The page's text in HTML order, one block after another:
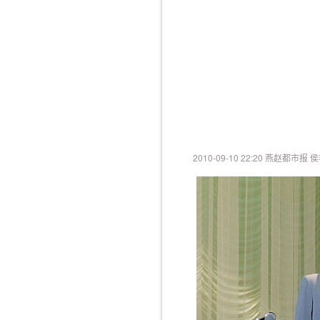
2010-09-10 22:20 燕赵都市报